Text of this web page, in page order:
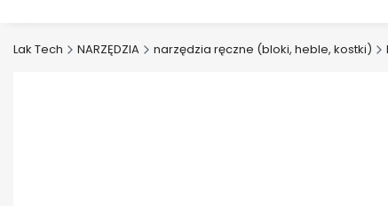
Lak Tech NARZĘDZIA narzędzia ręczne (bloki, heble, kostki)